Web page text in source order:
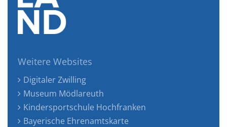
Weitere Websites
Digitaler Zwilling
Museum Mödlareuth
Kindersportschule Hochfranken
Bayerische Ehrenamtskarte